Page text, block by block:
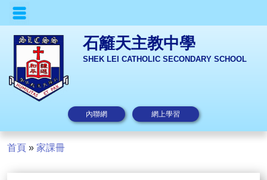
石籬天主教中學
SHEK LEI CATHOLIC SECONDARY SCHOOL
內聯網 網上學習
首頁 » 家課冊